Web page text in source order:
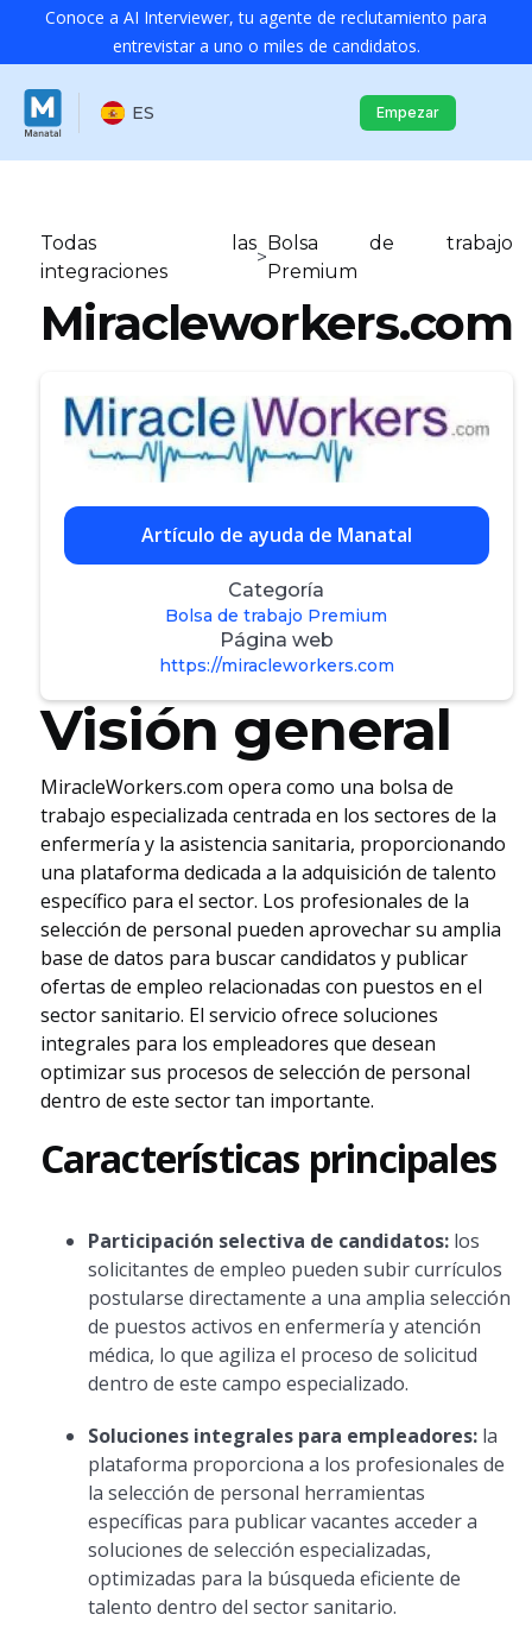
Conoce a AI Interviewer, tu agente de reclutamiento para
entrevistar a uno o miles de candidatos.
ES Empezar
Todas las
integraciones
>
Bolsa de trabajo
Premium
Miracleworkers.com
Artículo de ayuda de Manatal
Categoría
Bolsa de trabajo Premium
Página web
https://miracleworkers.com
Visión general
MiracleWorkers.com opera como una bolsa de
trabajo especializada centrada en los sectores de la
enfermería y la asistencia sanitaria, proporcionando
una plataforma dedicada a la adquisición de talento
específico para el sector. Los profesionales de la
selección de personal pueden aprovechar su amplia
base de datos para buscar candidatos y publicar
ofertas de empleo relacionadas con puestos en el
sector sanitario. El servicio ofrece soluciones
integrales para los empleadores que desean
optimizar sus procesos de selección de personal
dentro de este sector tan importante.
Características principales
Participación selectiva de candidatos:los
solicitantes de empleo pueden subir currículos
postularse directamente a una amplia selección
de puestos activos en enfermería y atención
médica, lo que agiliza el proceso de solicitud
dentro de este campo especializado.
Soluciones integrales para empleadores:la
plataforma proporciona a los profesionales de
la selección de personal herramientas
específicas para publicar vacantes acceder a
soluciones de selección especializadas,
optimizadas para la búsqueda eficiente de
talento dentro del sector sanitario.